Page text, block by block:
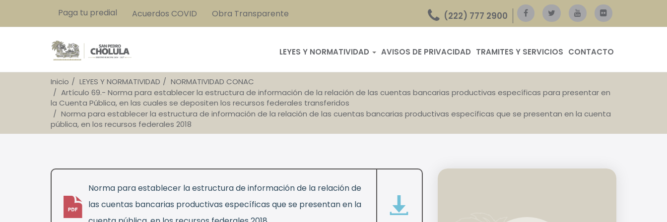
Paga tu predial Acuerdos COVID Obra Transparente (222) 777 2900
LEYES Y NORMATIVIDAD AVISOS DE PRIVACIDAD TRAMITES Y SERVICIOS CONTACTO
Inicio LEYES Y NORMATIVIDAD
NORMATIVIDAD CONAC
Artículo 69.- Norma para establecer la estructura de información de la relación de las cuentas bancarias productivas específicas para presentar en
la Cuenta Pública, en las cuales se depositen los recursos federales transferidos
Norma para establecer la estructura de información de la relación de las cuentas bancarias productivas específicas que se presentan en la cuenta
pública, en los recursos federales 2018
pdf
Norma para establecer la estructura de información de la relación de
las cuentas bancarias productivas específicas que se presentan en la